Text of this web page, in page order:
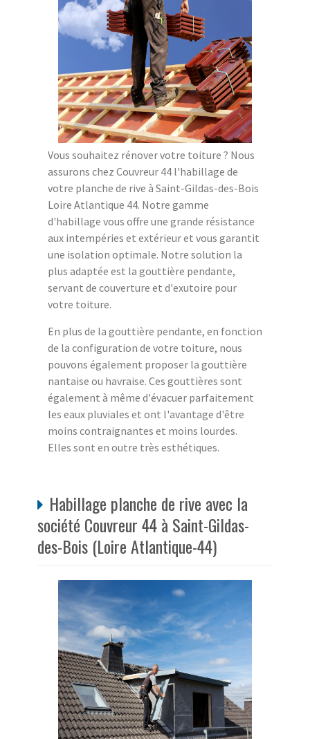
Vous souhaitez rénover votre toiture ? Nous
assurons chez Couvreur 44 l'habillage de
votre planche de rive à Saint-Gildas-des-Bois
Loire Atlantique 44. Notre gamme
d'habillage vous offre une grande résistance
aux intempéries et extérieur et vous garantit
une isolation optimale. Notre solution la
plus adaptée est la gouttière pendante,
servant de couverture et d'exutoire pour
votre toiture.
En plus de la gouttière pendante, en fonction
de la configuration de votre toiture, nous
pouvons également proposer la gouttière
nantaise ou havraise. Ces gouttières sont
également à même d'évacuer parfaitement
les eaux pluviales et ont l'avantage d'être
moins contraignantes et moins lourdes.
Elles sont en outre très esthétiques.
Habillage planche de rive avec la
société Couvreur 44 à Saint-Gildas-
des-Bois (Loire Atlantique-44)